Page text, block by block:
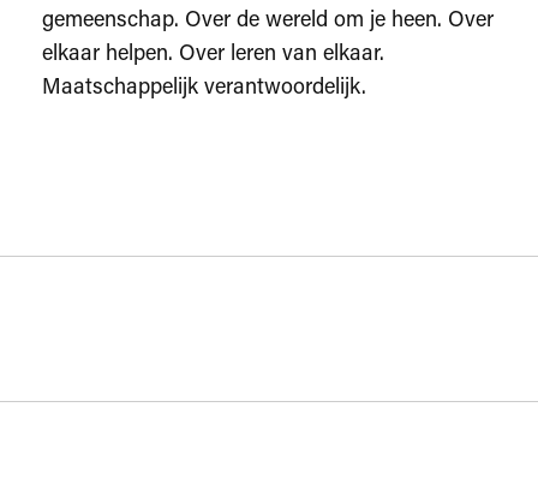
gemeenschap. Over de wereld om je heen. Over
elkaar helpen. Over leren van elkaar.
Maatschappelijk verantwoordelijk.